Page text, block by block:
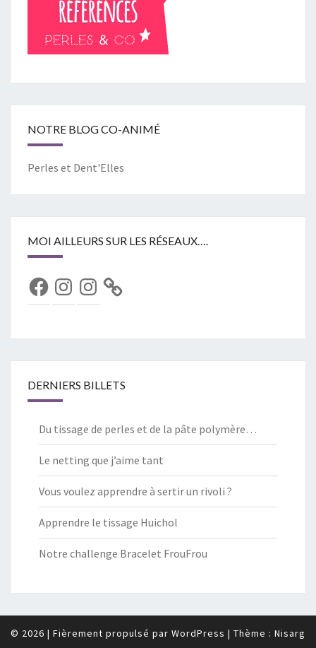
NOTRE BLOG CO-ANIMÉ
Perles et Dent'Elles
MOI AILLEURS SUR LES RÉSEAUX….
FacebookInstagramInstagram
DERNIERS BILLETS
Du tissage de perles et de la pâte polymère…
Le netting que j’aime tant
Vous voulez apprendre à sertir un rivoli ?
Apprendre le tissage Huichol
Notre challenge Bracelet FrouFrou
© 2026 | Fièrement propulsé par WordPress | Thème : Nisarg